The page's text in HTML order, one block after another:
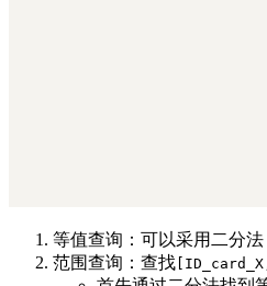
等值查询：可以采用二分
范围查询：查找